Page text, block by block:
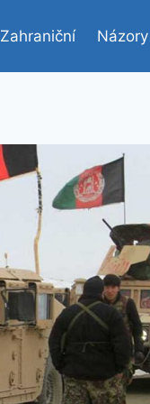
Zahraniční Názory